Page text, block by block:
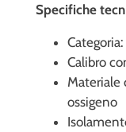
Specifiche
Calibro
Materiale
ossigeno